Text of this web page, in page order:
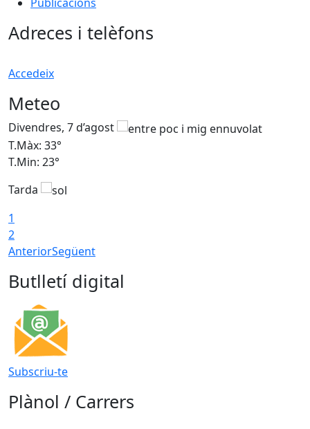
Adreces i telèfons
Accedeix
Meteo
Divendres, 7 d’agost
T.Màx: 33°
T.Min: 23°
Tarda
1
2
AnteriorSegüent
Butlletí digital
Subscriu-te
Plànol / Carrers